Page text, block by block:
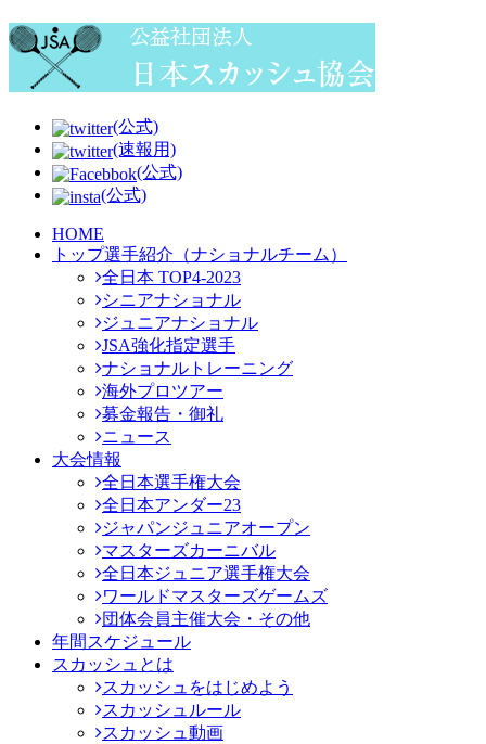
(公式)
(速報用)
(公式)
(公式)
HOME
トップ選手紹介（ナショナルチーム）
全日本 TOP4-2023
シニアナショナル
ジュニアナショナル
JSA強化指定選手
ナショナルトレーニング
海外プロツアー
募金報告・御礼
ニュース
大会情報
全日本選手権大会
全日本アンダー23
ジャパンジュニアオープン
マスターズカーニバル
全日本ジュニア選手権大会
ワールドマスターズゲームズ
団体会員主催大会・その他
年間スケジュール
スカッシュとは
スカッシュをはじめよう
スカッシュルール
スカッシュ動画